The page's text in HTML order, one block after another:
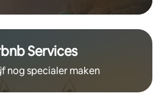
Services
nog specialer maken